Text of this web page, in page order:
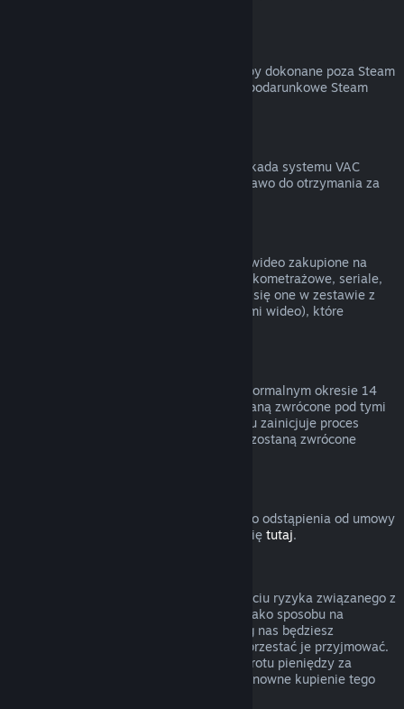
Valve nie może zapewnić zwrotu za zakupy dokonane poza Steam
(na przykład klucze produktów lub karty podarunkowe Steam
Jeśli na twoje konto została nałożona blokada systemu VAC
(Valve Anti-Cheat) na daną grę, tracisz prawo do otrzymania za
Nie możemy zwracać pieniędzy za treści wideo zakupione na
Steam (na przykład filmy pełno- oraz krótkometrażowe, seriale,
odcinki czy poradniki), chyba że znajdują się one w zestawie z
innymi treściami (niebędącymi materiałami wideo), które
Nieodebrane prezenty można zwrócić w normalnym okresie 14
dni lub 2 godzin. Odebrane prezenty zostaną zwrócone pod tymi
samymi warunkami, jeśli adresat prezentu zainicjuje proces
zwrotu. Środki użyte do zakupu prezentu zostaną zwrócone
Wyjaśnienie dotyczące działania prawa do odstąpienia od umowy
w UE dla użytkowników Steam znajduje się tutaj.
Zwroty pieniędzy mają polegać na usunięciu ryzyka związanego z
kupowaniem produktów na Steam — nie jako sposobu na
zdobywanie darmowych gier. Jeśli według nas będziesz
nadużywać zwrotów pieniędzy, możemy przestać je przyjmować.
Nie uważamy za nadużycie zażądania zwrotu pieniędzy za
produkt zakupiony przed wyprzedażą i ponowne kupienie tego